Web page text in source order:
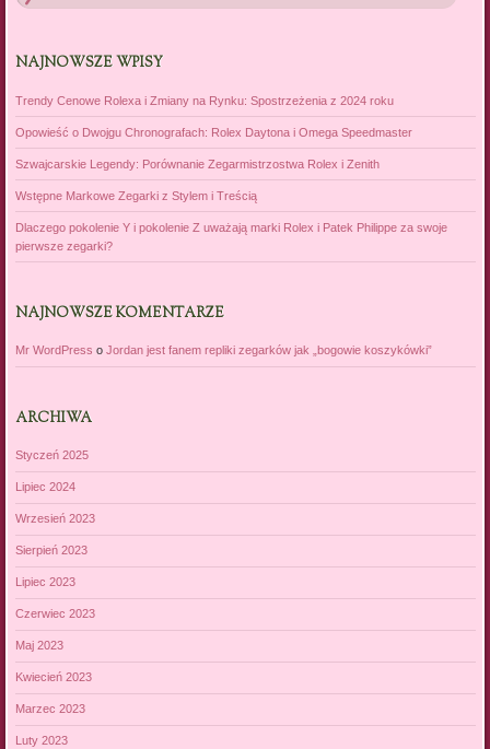
NAJNOWSZE WPISY
Trendy Cenowe Rolexa i Zmiany na Rynku: Spostrzeżenia z 2024 roku
Opowieść o Dwojgu Chronografach: Rolex Daytona i Omega Speedmaster
Szwajcarskie Legendy: Porównanie Zegarmistrzostwa Rolex i Zenith
Wstępne Markowe Zegarki z Stylem i Treścią
Dlaczego pokolenie Y i pokolenie Z uważają marki Rolex i Patek Philippe za swoje
pierwsze zegarki?
NAJNOWSZE KOMENTARZE
Mr WordPress o Jordan jest fanem repliki zegarków jak „bogowie koszykówki”
ARCHIWA
Styczeń 2025
Lipiec 2024
Wrzesień 2023
Sierpień 2023
Lipiec 2023
Czerwiec 2023
Maj 2023
Kwiecień 2023
Marzec 2023
Luty 2023